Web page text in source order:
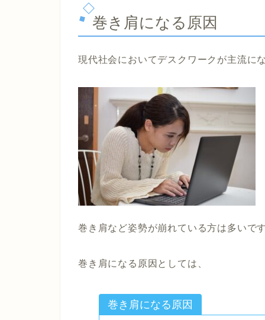
巻き肩になる原因
現代社会においてデスクワークが主流にな
巻き肩など姿勢が崩れている方は多いです
巻き肩になる原因としては、
巻き肩になる原因